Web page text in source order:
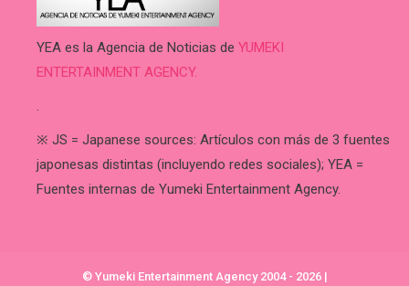
YEA es la Agencia de Noticias de YUMEKI
ENTERTAINMENT AGENCY.
.
※ JS = Japanese sources: Artículos con más de 3 fuentes
japonesas distintas (incluyendo redes sociales); YEA =
Fuentes internas de Yumeki Entertainment Agency.
© Yumeki Entertainment Agency 2004 - 2026 |